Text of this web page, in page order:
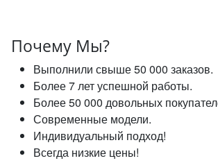
Почему Мы?
Выполнили свыше 50 000 заказов.
Более 7 лет успешной работы.
Более 50 000 довольных
Современные модели.
Индивидуальный подход!
Всегда низкие цены!